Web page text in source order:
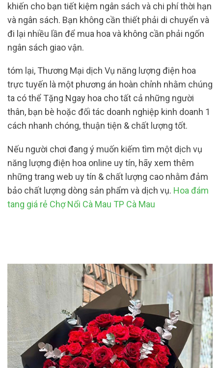
khiến cho bạn tiết kiệm ngân sách và chi phí thời hạn
và ngân sách. Bạn không cần thiết phải di chuyển và
đi lại nhiều lần để mua hoa và không cần phải ngốn
ngân sách giao vận.
tóm lại, Thương Mại dịch Vụ năng lượng điện hoa
trực tuyến là một phương án hoàn chỉnh nhằm chúng
ta có thể Tặng Ngay hoa cho tất cả những người
thân, bạn bè hoặc đối tác doanh nghiệp kinh doanh 1
cách nhanh chóng, thuận tiện & chất lượng tốt.
Nếu người chơi đang ý muốn kiếm tìm một dịch vụ
năng lượng điện hoa online uy tín, hãy xem thêm
những trang web uy tín & chất lượng cao nhằm đảm
bảo chất lượng dòng sản phẩm và dịch vụ. Hoa đám
tang giá rẻ Chợ Nổi Cà Mau TP Cà Mau